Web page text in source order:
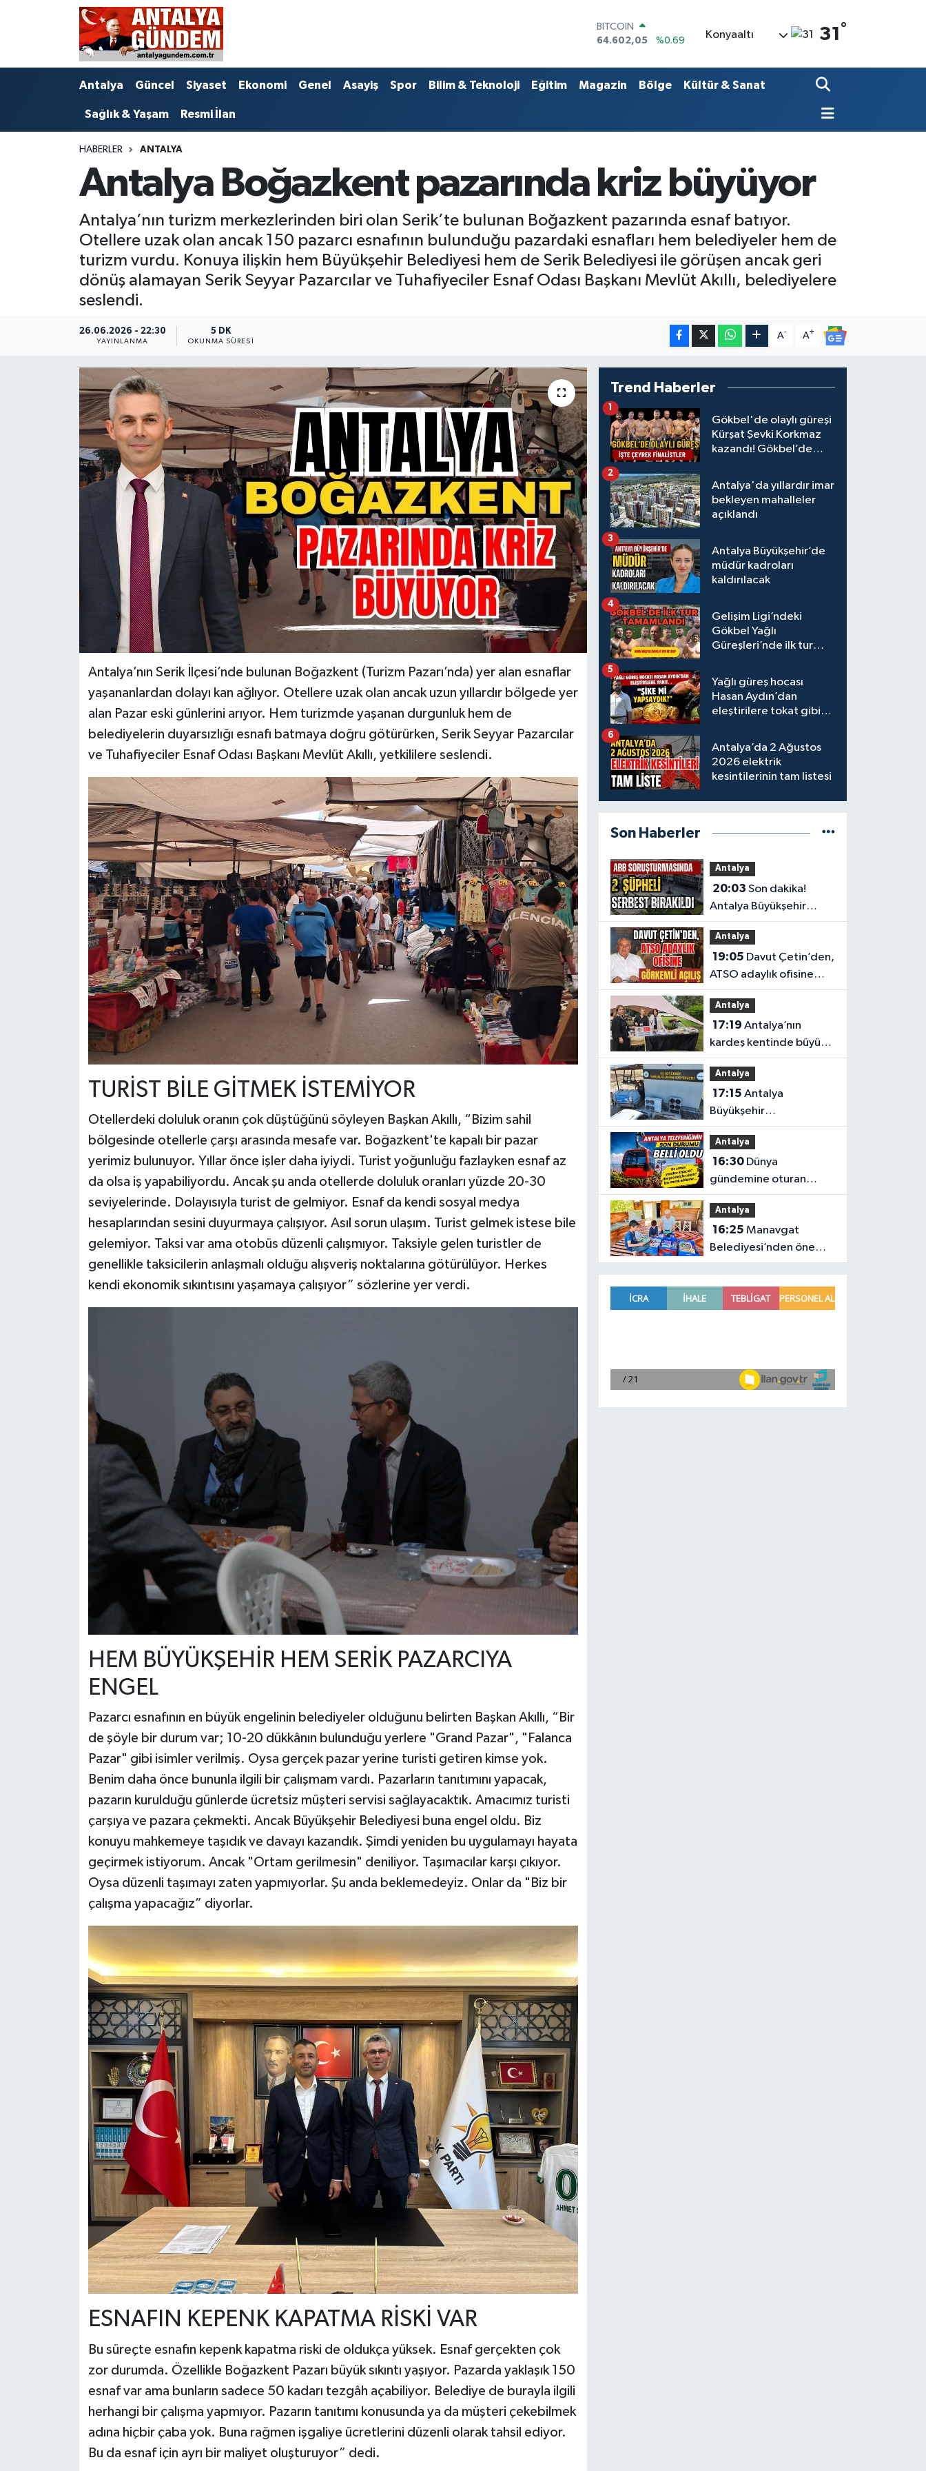
DOLAR
47,6006
%0.06
55,0250
%0.02
STERLİN
BITCOIN
64.602,05
%0.69
Konyaaltı 31 °
Antalya Güncel Siyaset Ekonomi Genel Asayiş Spor Bilim & Teknoloji Eğitim Magazin Bölge Kültür & Sanat
Sağlık & Yaşam Resmi İlan
HABERLER ANTALYA
Antalya Boğazkent pazarında kriz büyüyor
Antalya’nın turizm merkezlerinden biri olan Serik’te bulunan Boğazkent pazarında esnaf batıyor.
Otellere uzak olan ancak 150 pazarcı esnafının bulunduğu pazardaki esnafları hem belediyeler hem de
turizm vurdu. Konuya ilişkin hem Büyükşehir Belediyesi hem de Serik Belediyesi ile görüşen ancak geri
dönüş alamayan Serik Seyyar Pazarcılar ve Tuhafiyeciler Esnaf Odası Başkanı Mevlüt Akıllı, belediyelere
seslendi.
26.06.2026 - 22:30
YAYINLANMA
5 DK
OKUNMA SÜRESI
A- A+
Antalya’nın Serik İlçesi’nde bulunan Boğazkent (Turizm Pazarı’nda) yer alan esnaflar
yaşananlardan dolayı kan ağlıyor. Otellere uzak olan ancak uzun yıllardır bölgede yer
alan Pazar eski günlerini arıyor. Hem turizmde yaşanan durgunluk hem de
belediyelerin duyarsızlığı esnafı batmaya doğru götürürken, Serik Seyyar Pazarcılar
ve Tuhafiyeciler Esnaf Odası Başkanı Mevlüt Akıllı, yetkililere seslendi.
TURİST BİLE GİTMEK İSTEMİYOR
Otellerdeki doluluk oranın çok düştüğünü söyleyen Başkan Akıllı, “Bizim sahil
bölgesinde otellerle çarşı arasında mesafe var. Boğazkent'te kapalı bir pazar
yerimiz bulunuyor. Yıllar önce işler daha iyiydi. Turist yoğunluğu fazlayken esnaf az
da olsa iş yapabiliyordu. Ancak şu anda otellerde doluluk oranları yüzde 20-30
seviyelerinde. Dolayısıyla turist de gelmiyor. Esnaf da kendi sosyal medya
hesaplarından sesini duyurmaya çalışıyor. Asıl sorun ulaşım. Turist gelmek istese bile
gelemiyor. Taksi var ama otobüs düzenli çalışmıyor. Taksiyle gelen turistler de
genellikle taksicilerin anlaşmalı olduğu alışveriş noktalarına götürülüyor. Herkes
kendi ekonomik sıkıntısını yaşamaya çalışıyor” sözlerine yer verdi.
HEM BÜYÜKŞEHİR HEM SERİK PAZARCIYA
ENGEL
Pazarcı esnafının en büyük engelinin belediyeler olduğunu belirten Başkan Akıllı, “Bir
de şöyle bir durum var; 10-20 dükkânın bulunduğu yerlere "Grand Pazar", "Falanca
Pazar" gibi isimler verilmiş. Oysa gerçek pazar yerine turisti getiren kimse yok.
Benim daha önce bununla ilgili bir çalışmam vardı. Pazarların tanıtımını yapacak,
pazarın kurulduğu günlerde ücretsiz müşteri servisi sağlayacaktık. Amacımız turisti
çarşıya ve pazara çekmekti. Ancak Büyükşehir Belediyesi buna engel oldu. Biz
konuyu mahkemeye taşıdık ve davayı kazandık. Şimdi yeniden bu uygulamayı hayata
geçirmek istiyorum. Ancak "Ortam gerilmesin" deniliyor. Taşımacılar karşı çıkıyor.
Oysa düzenli taşımayı zaten yapmıyorlar. Şu anda beklemedeyiz. Onlar da "Biz bir
çalışma yapacağız” diyorlar.
ESNAFIN KEPENK KAPATMA RİSKİ VAR
Bu süreçte esnafın kepenk kapatma riski de oldukça yüksek. Esnaf gerçekten çok
zor durumda. Özellikle Boğazkent Pazarı büyük sıkıntı yaşıyor. Pazarda yaklaşık 150
esnaf var ama bunların sadece 50 kadarı tezgâh açabiliyor. Belediye de burayla ilgili
herhangi bir çalışma yapmıyor. Pazarın tanıtımı konusunda ya da müşteri çekebilmek
adına hiçbir çaba yok. Buna rağmen işgaliye ücretlerini düzenli olarak tahsil ediyor.
Bu da esnaf için ayrı bir maliyet oluşturuyor” dedi.
Trend Haberler
Gökbel'de olaylı güreşi
Kürşat Şevki Korkmaz
kazandı! Gökbel’de
Gürbüz elendi!
1
Antalya'da yıllardır imar
bekleyen mahalleler
açıklandı
2
Antalya Büyükşehir’de
müdür kadroları
kaldırılacak
3
Gelişim Ligi’ndeki
Gökbel Yağlı
Güreşleri’nde ilk tur
4
Yağlı güreş hocası
Hasan Aydın’dan
eleştirilere tokat gibi
5
Antalya’da 2 Ağustos
2026 elektrik
kesintilerinin tam listesi
6
Son Haberler
Antalya
20:03
Antalya Büyükşehir
Belediyesi
soruşturmasında 2
şüpheli serbest bırakıldı
Antalya
19:05
ATSO adaylık ofisine
görkemli açılış
Antalya
17:19
kardeş kentinde büyük
tanıtım
Antalya
17:15
Büyükşehir
Belediyesi’nden
üreticilere ücretsiz
destek
Antalya
16:30Dünya
gündemine oturan
Antalya teleferiğinin
son durumu belli oldu
Antalya
16:25
Belediyesi’nden önemli
eğitim
Antalya
Bilim & Teknoloji
EĞİTİM
Ekonomi
Görüntülü Haber
Kültür & Sanat
Magazin
Resmi İlan
Sağlık & Yaşam
Antalya Nöbetçi Eczaneler
Antalya Hava Durumu
Antalya Namaz Vakitleri
Süper Lig Puan Durumu ve Fikstür
Tüm Manşetler
Son Dakika Haberleri
Haber Arşivi